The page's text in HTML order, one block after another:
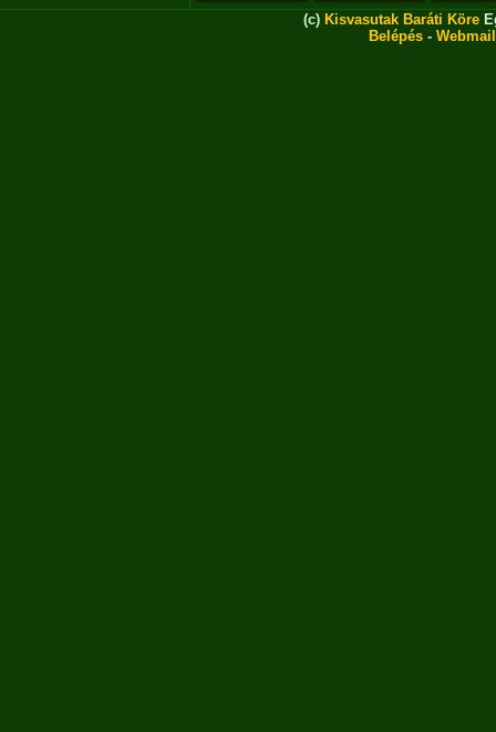
(c) Kisvasutak Baráti Köre
Belépés - Webmail